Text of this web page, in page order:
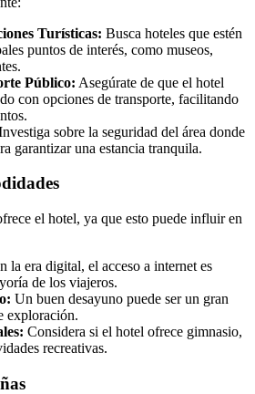
Turísticas: Busca hoteles que estén
puntos de interés, como museos,
Público: Asegúrate de que el hotel
con opciones de transporte, facilitando
sobre la seguridad del área donde
garantizar una estancia tranquila.
el hotel, ya que esto puede influir en
la era digital, el acceso a internet es
de los viajeros.
Un buen desayuno puede ser un gran
exploración.
Considera si el hotel ofrece gimnasio,
recreativas.